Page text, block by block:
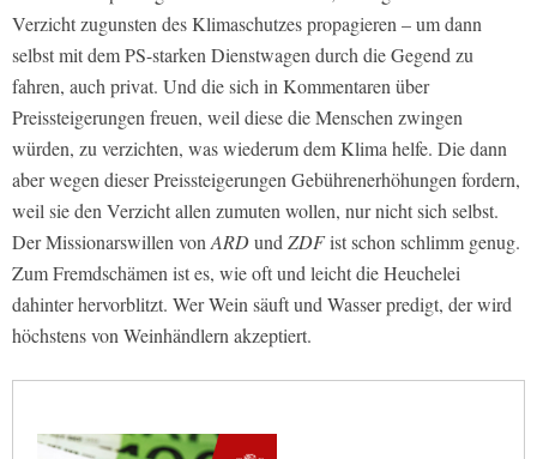
Verzicht zugunsten des Klimaschutzes propagieren – um dann
selbst mit dem PS-starken Dienstwagen durch die Gegend zu
fahren, auch privat. Und die sich in Kommentaren über
Preissteigerungen freuen, weil diese die Menschen zwingen
würden, zu verzichten, was wiederum dem Klima helfe. Die dann
aber wegen dieser Preissteigerungen Gebührenerhöhungen fordern,
weil sie den Verzicht allen zumuten wollen, nur nicht sich selbst.
Der Missionarswillen von ARDund ZDFist schon schlimm genug.
Zum Fremdschämen ist es, wie oft und leicht die Heuchelei
dahinter hervorblitzt. Wer Wein säuft und Wasser predigt, der wird
höchstens von Weinhändlern akzeptiert.